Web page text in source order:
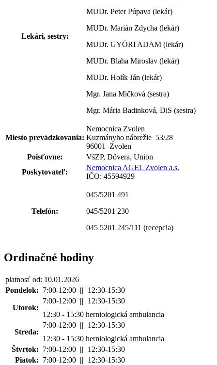
Lekári, sestry:
MUDr. Peter Púpava (lekár)
MUDr. Marián Zdycha (lekár)
MUDr. GYÖRI ADAM (lekár)
MUDr. Blaha Miroslav (lekár)
MUDr. Holík Ján (lekár)
Mgr. Jana Mičková (sestra)
Mgr. Mária Badinková, DiS (sestra)
Miesto prevádzkovania:
Nemocnica Zvolen
Kuzmányho nábrežie 53/28
96001 Zvolen
Poisťovne:
VšZP, Dôvera, Union
Poskytovateľ:
Nemocnica AGEL Zvolen a.s.
IČO: 45594929
Telefón:
045/5201 491
045/5201 230
045 5201 245/111 (recepcia)
Ordinačné hodiny
platnosť od: 10.01.2026
Pondelok: 7:00-12:00 || 12:30-15:30
Utorok:
7:00-12:00 || 12:30-15:30
12:30 - 15:30 herniologická ambulancia
Streda:
7:00-12:00 || 12:30-15:30
12:30 - 15:30 herniologická ambulancia
Štvrtok: 7:00-12:00 || 12:30-15:30
Piatok: 7:00-12:00 || 12:30-15:30